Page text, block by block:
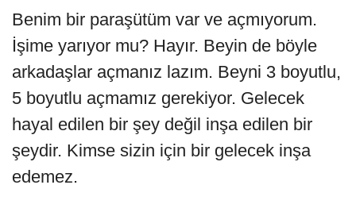
Benim bir paraşütüm var ve açmıyorum.
İşime yarıyor mu? Hayır. Beyin de böyle
arkadaşlar açmanız lazım. Beyni 3 boyutlu,
5 boyutlu açmamız gerekiyor. Gelecek
hayal edilen bir şey değil inşa edilen bir
şeydir. Kimse sizin için bir gelecek inşa
edemez.